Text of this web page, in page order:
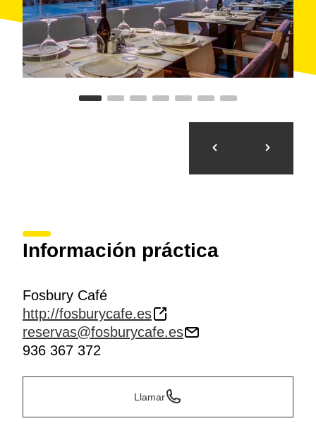
Información práctica
Fosbury Café
http://fosburycafe.es
reservas@fosburycafe.es
936 367 372
Llamar